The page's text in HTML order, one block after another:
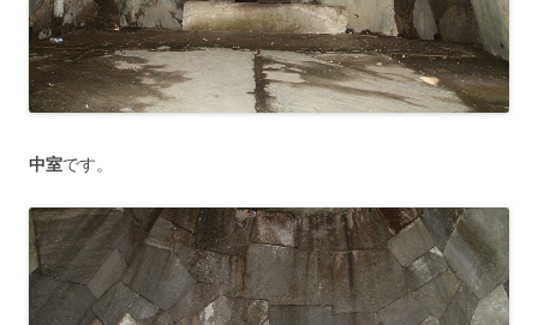
中室です。